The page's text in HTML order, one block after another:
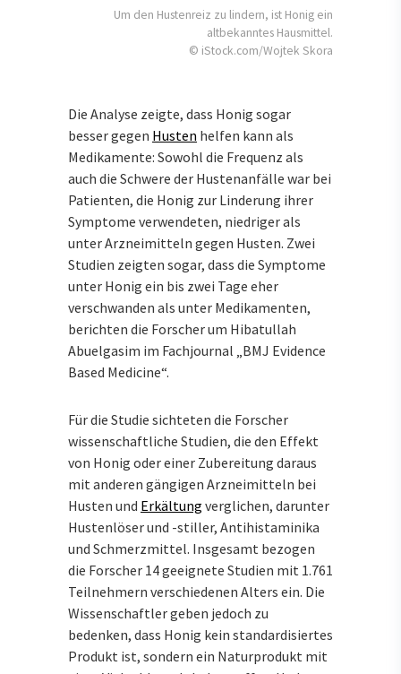
Um den Hustenreiz zu lindern, ist Honig ein
altbekanntes Hausmittel.
© iStock.com/Wojtek Skora
Die Analyse zeigte, dass Honig sogar
besser gegen Husten helfen kann als
Medikamente: Sowohl die Frequenz als
auch die Schwere der Hustenanfälle war bei
Patienten, die Honig zur Linderung ihrer
Symptome verwendeten, niedriger als
unter Arzneimitteln gegen Husten. Zwei
Studien zeigten sogar, dass die Symptome
unter Honig ein bis zwei Tage eher
verschwanden als unter Medikamenten,
berichten die Forscher um Hibatullah
Abuelgasim im Fachjournal „BMJ Evidence
Based Medicine“.
Für die Studie sichteten die Forscher
wissenschaftliche Studien, die den Effekt
von Honig oder einer Zubereitung daraus
mit anderen gängigen Arzneimitteln bei
Husten und Erkältung verglichen, darunter
Hustenlöser und -stiller, Antihistaminika
und Schmerzmittel. Insgesamt bezogen
die Forscher 14 geeignete Studien mit 1.761
Teilnehmern verschiedenen Alters ein. Die
Wissenschaftler geben jedoch zu
bedenken, dass Honig kein standardisiertes
Produkt ist, sondern ein Naturprodukt mit